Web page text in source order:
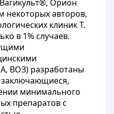
Орион
некоторых авторов,
клиник Т.
в 1% случаев.
ВОЗ) разработаны
заключающиеся,
минимального
препаратов с